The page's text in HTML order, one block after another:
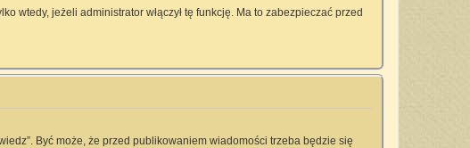
wtedy, jeżeli administrator włączył tę funkcję. Ma to zabezpieczać przed
Być może, że przed publikowaniem wiadomości trzeba będzie się